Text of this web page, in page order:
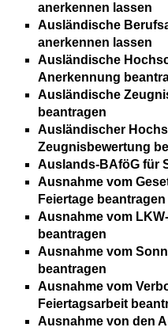
anerkennen lassen
Ausländische
anerkennen lassen
Ausländische
Anerkennung
Ausländische
beantragen
Ausländischer
Zeugnisbewertung
Auslands-BAföG für
Ausnahme vom
Feiertage beantragen
Ausnahme vom
beantragen
Ausnahme vom
beantragen
Ausnahme vom
Feiertagsarbeit
Ausnahme von den